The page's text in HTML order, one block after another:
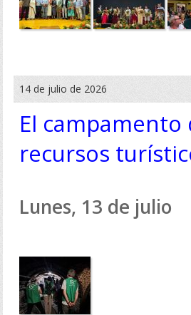
14 de julio de 2026
El campamento
recursos
Lunes, 13 de julio